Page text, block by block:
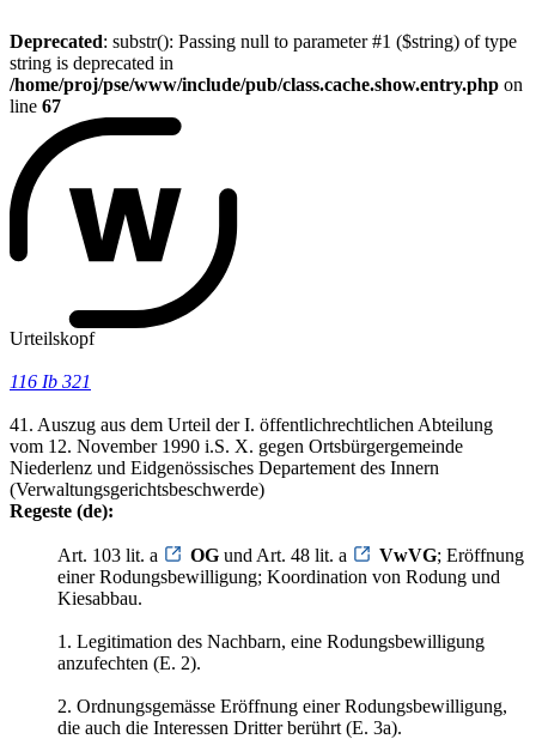
Deprecated: substr(): Passing null to parameter #1 ($string) of type
string is deprecated in
/home/proj/pse/www/include/pub/class.cache.show.entry.php on
line 67
Urteilskopf
116 Ib 321
41. Auszug aus dem Urteil der I. öffentlichrechtlichen Abteilung
vom 12. November 1990 i.S. X. gegen Ortsbürgergemeinde
Niederlenz und Eidgenössisches Departement des Innern
(Verwaltungsgerichtsbeschwerde)
Regeste (de):
Art. 103 lit. a OG und Art. 48 lit. a VwVG; Eröffnung
einer Rodungsbewilligung; Koordination von Rodung und
Kiesabbau.
1. Legitimation des Nachbarn, eine Rodungsbewilligung
anzufechten (E. 2).
2. Ordnungsgemässe Eröffnung einer Rodungsbewilligung,
die auch die Interessen Dritter berührt (E. 3a).